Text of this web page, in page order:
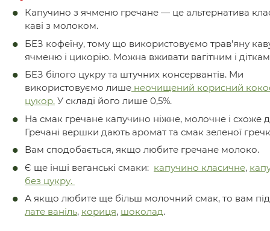
Капучино з ячменю гречане — це альтернатива
каві з молоком.
БЕЗ кофеїну, тому що використовуємо трав'яну
ячменю і цикорію. Можна вживати вагітним і
БЕЗ білого цукру та штучних консервантів. Ми
використовуємо лише неочищений корисний
цукор. У складі його лише 0,5%.
На смак гречане капучино ніжне, молочне і схоже
Гречані вершки дають аромат та смак зеленої
Вам сподобається, якщо любите гречане молоко.
Є ще інші веганські смаки: капучино класичне,
без цукру.
А якщо любите ще більш молочний смак, то вам
лате ваніль, кориця, шоколад.